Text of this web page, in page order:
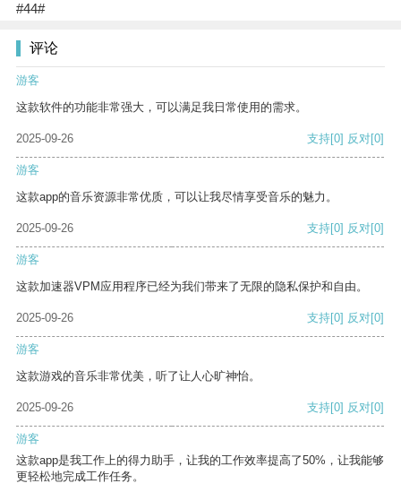
#44#
评论
游客
这款软件的功能非常强大，可以满足我日常使用的需求。
2025-09-26 支持[0] 反对[0]
游客
这款app的音乐资源非常优质，可以让我尽情享受音乐的魅力。
2025-09-26 支持[0] 反对[0]
游客
这款加速器VPM应用程序已经为我们带来了无限的隐私保护和自由。
2025-09-26 支持[0] 反对[0]
游客
这款游戏的音乐非常优美，听了让人心旷神怡。
2025-09-26 支持[0] 反对[0]
游客
这款app是我工作上的得力助手，让我的工作效率提高了50%，让我能够
更轻松地完成工作任务。